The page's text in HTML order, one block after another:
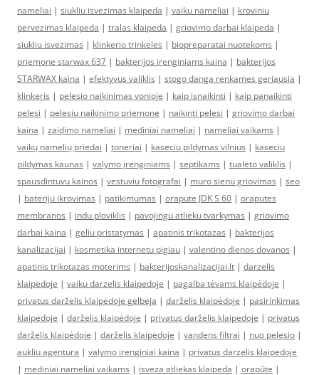
nameliai | siukliu isvezimas klaipeda | vaiku nameliai | kroviniu
pervezimas klaipeda | tralas klaipeda | griovimo darbai klaipeda |
siukliu isvezimas | klinkerio trinkeles | biopreparatai nuotekoms |
priemone starwax 637 | bakterijos irenginiams kaina | bakterijos
STARWAX kaina | efektyvus valiklis | stogo danga renkames geriausia |
klinkeris | pelesio naikinimas vonioje | kaip isnaikinti | kaip panaikinti
pelesi | pelesiu naikinimo priemone | naikinti pelesi | griovimo darbai
kaina | zaidimo nameliai | mediniai nameliai | nameliai vaikams |
vaikų namelių priedai | toneriai | kaseciu pildymas vilnius | kaseciu
pildymas kaunas | valymo įrenginiams | septikams | tualeto valiklis |
spausdintuvu kainos | vestuviu fotografai | muro sienu griovimas | seo
| bateriju ikrovimas | patikimumas | orapute JDK S 60 | oraputes
membranos | indu ploviklis | pavojingu atlieku tvarkymas | griovimo
darbai kaina | geliu pristatymas | apatinis trikotazas | bakterijos
kanalizacijai | kosmetika internetu pigiau | valentino dienos dovanos |
apatinis trikotazas moterims | bakterijoskanalizacijai.lt | darzelis
klaipedoje | vaiku darzelis klaipedoje | pagalba tėvams klaipėdoje |
privatus darželis klaipėdoje gelbėja | darželis klaipėdoje | pasirinkimas
klaipėdoje | darželis klaipėdoje | privatus darželis klaipėdoje | privatus
darželis klaipėdoje | darželis klaipėdoje | vandens filtrai | nuo pelesio |
aukliu agentura | valymo irenginiai kaina | privatus darzelis klaipedoje
| mediniai nameliai vaikams | isveza atliekas klaipeda | orapūte |